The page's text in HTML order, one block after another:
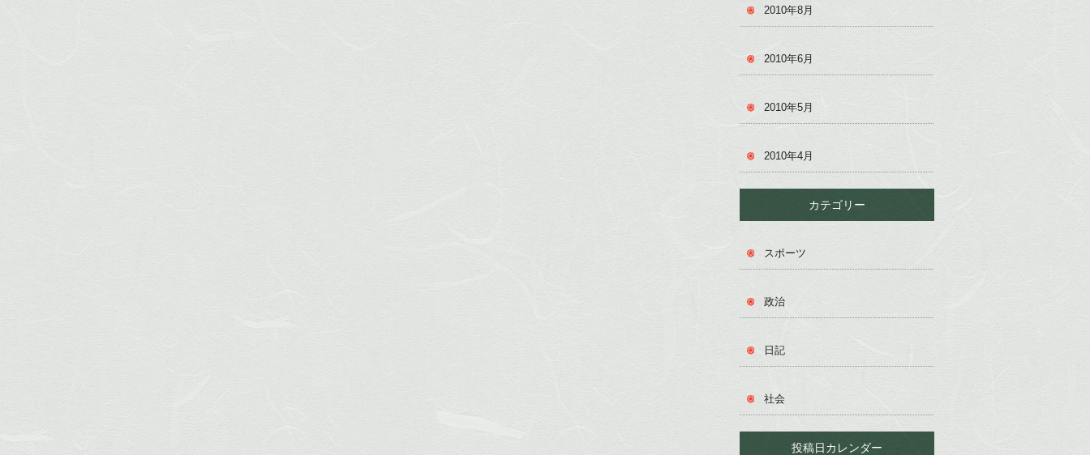
2010年8月
2010年6月
2010年5月
2010年4月
カテゴリー
スポーツ
政治
日記
社会
投稿日カレンダー